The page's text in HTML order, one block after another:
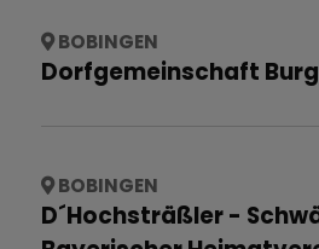
BOBINGEN
Dorfgemeinschaft
BOBINGEN
D´Hochsträßler -